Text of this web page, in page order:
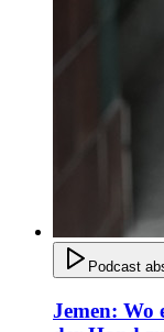
Podcast
Jemen: Wo